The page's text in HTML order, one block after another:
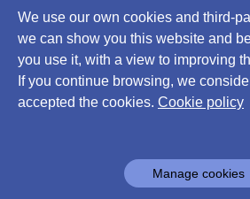
Historytelling
Cookie policy
Login
We use our own cookies and third-
we can show you this website and
you use it, with a view to improving
If you continue browsing, we
accepted the cookies. Cookie policy
Manage cookies